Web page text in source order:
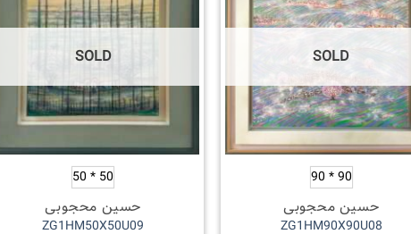
SOLD
90 * 90
حسین محجوبی
ZG1HM90X90U08
SOLD
50 * 50
حسین محجوبی
ZG1HM50X50U09